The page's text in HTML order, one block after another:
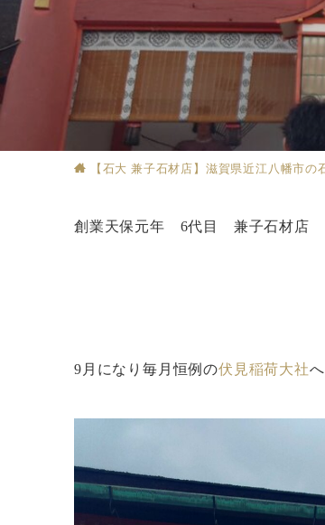
【石大 兼子石材店】滋賀県近江八幡市の
創業天保元年 6代目 兼子石材店
9月になり毎月恒例の伏見稲荷大社